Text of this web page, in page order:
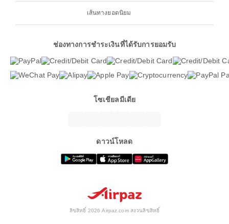
เส้นทางยอดนิยม
ช่องทางการชำระเงินที่ได้รับการยอมรับ
โซเชียลมีเดีย
ดาวน์โหลด
ลิขสิทธิ์ 2026 Airpaz.com สงวนลิขสิทธิ์